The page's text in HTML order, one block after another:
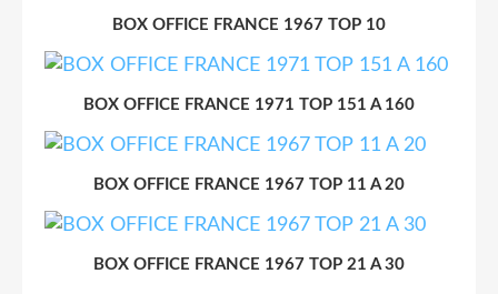
BOX OFFICE FRANCE 1967 TOP 10
BOX OFFICE FRANCE 1971 TOP 151 A 160
BOX OFFICE FRANCE 1967 TOP 11 A 20
BOX OFFICE FRANCE 1967 TOP 21 A 30